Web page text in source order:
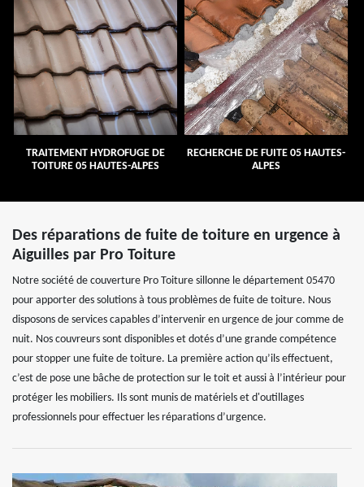
TRAITEMENT HYDROFUGE DE
TOITURE 05 HAUTES-ALPES
RECHERCHE DE FUITE 05 HAUTES-
ALPES
Des réparations de fuite de toiture en urgence à
Aiguilles par Pro Toiture
Notre société de couverture Pro Toiture sillonne le département 05470
pour apporter des solutions à tous problèmes de fuite de toiture. Nous
disposons de services capables d’intervenir en urgence de jour comme de
nuit. Nos couvreurs sont disponibles et dotés d’une grande compétence
pour stopper une fuite de toiture. La première action qu’ils effectuent,
c’est de pose une bâche de protection sur le toit et aussi à l’intérieur pour
protéger les mobiliers. Ils sont munis de matériels et d'outillages
professionnels pour effectuer les réparations d’urgence.